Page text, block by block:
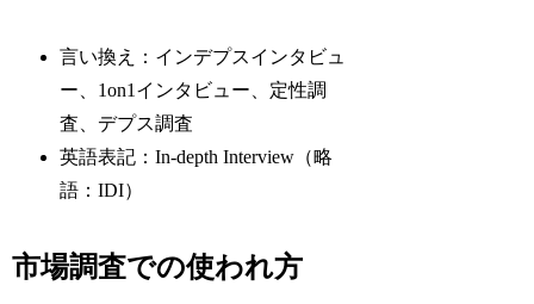
言い換え：インデプスインタビュ
ー、1on1インタビュー、定性調
査、デプス調査
英語表記：In-depth Interview（略
語：IDI）
市場調査での使われ方